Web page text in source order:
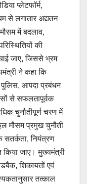
प्लेटफॉर्म,
से लगातार अद्यतन
में बदलाव,
की
जाए, जिससे भ्रम
ने कहा कि
पुलिस, आपदा प्रबंधन
से सफलतापूर्वक
चुनौतीपूर्ण चरण में
मौसम प्रमुख चुनौती
सतर्कता, नियंत्रण
किया जाए। मुख्यमंत्री
शिकायतों एवं
तत्काल